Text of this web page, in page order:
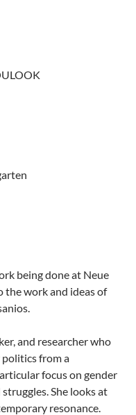
being done at Neue
work and ideas of
and researcher who
from a
focus on gender
She looks at
resonance.